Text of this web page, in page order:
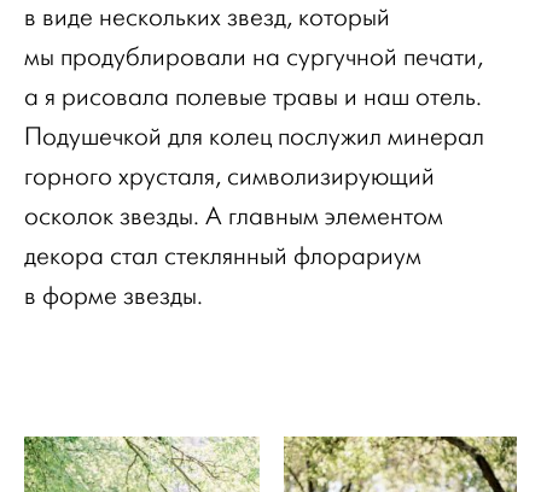
в виде нескольких звезд, который
мы продублировали на сургучной печати,
а я рисовала полевые травы и наш отель.
Подушечкой для колец послужил минерал
горного хрусталя, символизирующий
осколок звезды. А главным элементом
декора стал стеклянный флорариум
в форме звезды.